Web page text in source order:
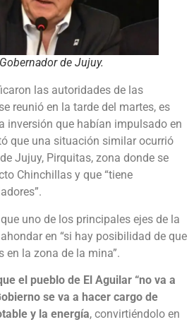
de Jujuy.
las autoridades de las
reunió en la tarde del martes, es
inversión que habían impulsado en
que una situación similar ocurrió
Jujuy, Pirquitas, zona donde se
Chinchillas y que “tiene
uno de los principales ejes de la
en “si hay posibilidad de que
en la zona de la mina”.
el pueblo de El Aguilar “no va a
se va a hacer cargo de
y la energía, convirtiéndolo en